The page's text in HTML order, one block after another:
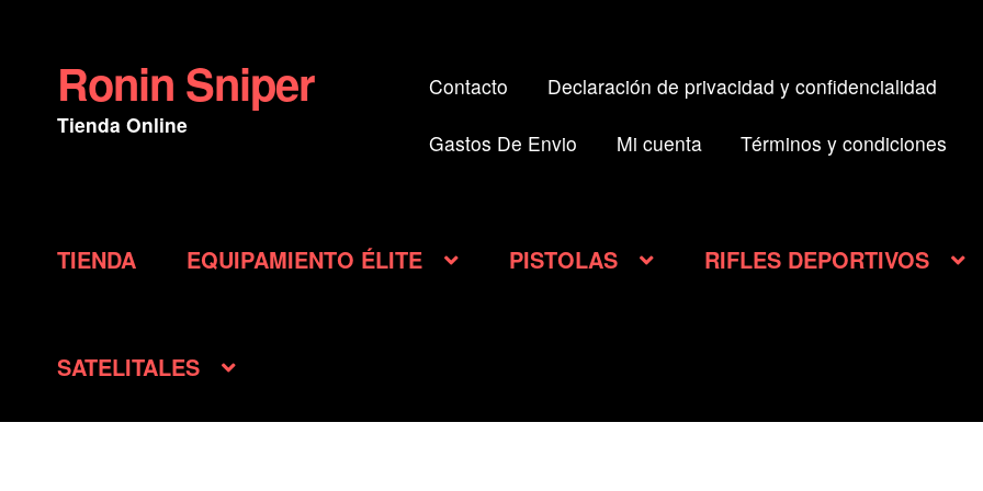
Ir
a
la
Ir
al
contenido
Ronin Sniper
Tienda Online
Contacto Declaración de privacidad y confidencialidad
Gastos De Envio Mi cuenta Términos y condiciones
TIENDA EQUIPAMIENTO ÉLITE PISTOLAS RIFLES DEPORTIVOS
SATELITALES